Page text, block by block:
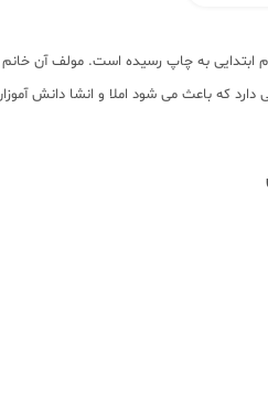
آموزان عزیز سوم ابتدایی به چاپ رسیده است.
دارد که باعث می شود املا و انشا دانش